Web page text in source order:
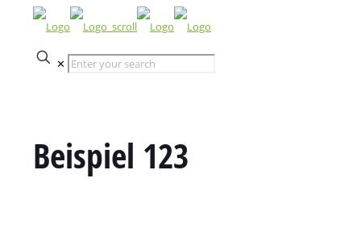
✕
Beispiel 123